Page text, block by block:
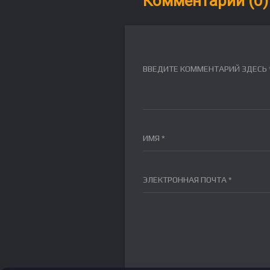
ВВЕДИТЕ КОММЕНТАРИЙ ЗДЕСЬ
ИМЯ *
ЭЛЕКТРОННАЯ ПОЧТА *